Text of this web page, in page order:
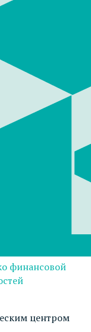
финансовой
центром